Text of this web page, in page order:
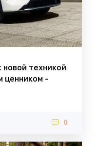
новой техникой
ценником -
0